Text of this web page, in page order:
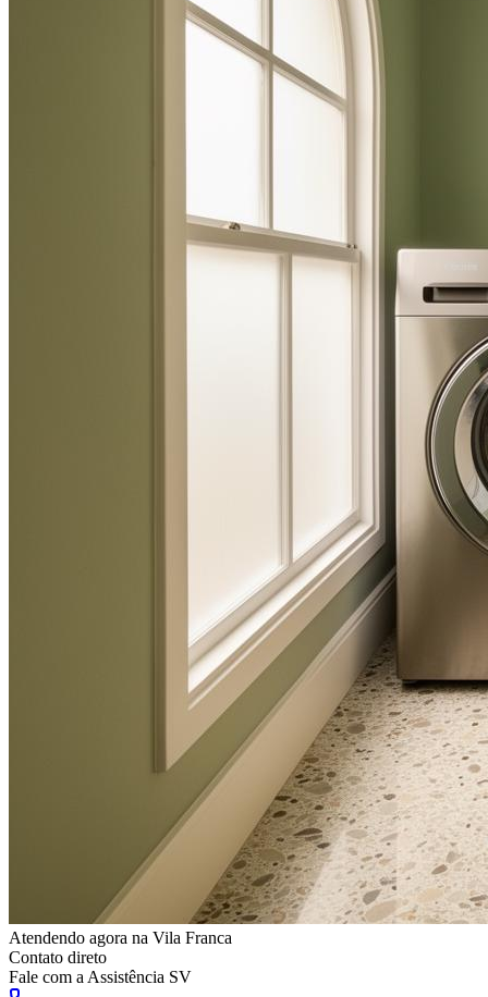
Atendendo agora na Vila Franca
Contato direto
Fale com a Assistência SV